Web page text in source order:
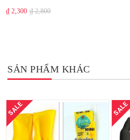
₫ 2,300 ₫ 2,800
SẢN PHẨM KHÁC
SALE SALE